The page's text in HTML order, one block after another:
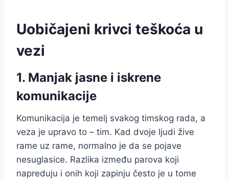
Uobičajeni krivci teškoća u
vezi
1. Manjak jasne i iskrene
komunikacije
Komunikacija je temelj svakog timskog rada, a
veza je upravo to – tim. Kad dvoje ljudi žive
rame uz rame, normalno je da se pojave
nesuglasice. Razlika između parova koji
napreduju i onih koji zapinju često je u tome